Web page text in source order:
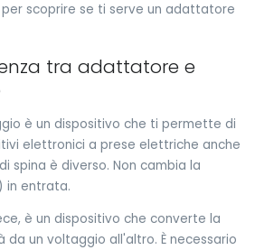
scoprire se ti serve un adattatore
tra adattatore e
è un dispositivo che ti permette di
elettronici a prese elettriche anche
spina è diverso. Non cambia la
in entrata.
è un dispositivo che converte la
un voltaggio all'altro. È necessario